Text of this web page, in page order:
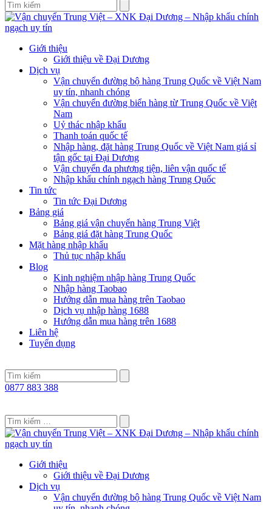
Giới thiệu
Giới thiệu về Đại Dương
Dịch vụ
Vận chuyển đường bộ hàng Trung Quốc về Việt Nam
uy tín, nhanh chóng
Vận chuyển đường biển hàng từ Trung Quốc về Việt
Nam
Uỷ thác nhập khẩu
Thanh toán quốc tế
Nhập hàng, đặt hàng Trung Quốc về Việt Nam giá sỉ
tận gốc tại Đại Dương
Vận chuyển đa phương tiện, liên vận quốc tế
Nhập khẩu chính ngạch hàng Trung Quốc
Tin tức
Tin tức Đại Dương
Bảng giá
Bảng giá vận chuyển hàng Trung Việt
Bảng giá đặt hàng Trung Quốc
Mặt hàng nhập khẩu
Thủ tục nhập khẩu
Blog
Kinh nghiệm nhập hàng Trung Quốc
Nhập hàng Taobao
Hướng dẫn mua hàng trên Taobao
Dịch vụ nhập hàng 1688
Hướng dẫn mua hàng trên 1688
Liên hệ
Tuyển dụng
0877 883 388
Giới thiệu
Giới thiệu về Đại Dương
Dịch vụ
Vận chuyển đường bộ hàng Trung Quốc về Việt Nam